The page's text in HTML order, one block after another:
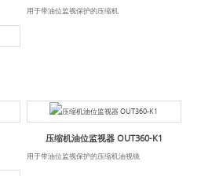
用于带油位监视保护的压缩机
压缩机油位监视器 OUT360-K1
用于带油位监视保护的压缩机油视镜